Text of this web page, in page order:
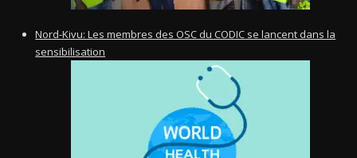
Nord-Kivu: Les membres des OSC du CODIC se lancent dans la
sensibilisation